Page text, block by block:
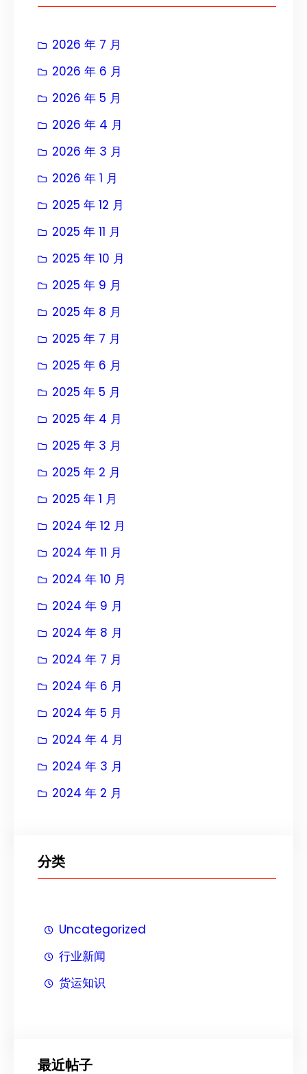
2026 年 7 月
2026 年 6 月
2026 年 5 月
2026 年 4 月
2026 年 3 月
2026 年 1 月
2025 年 12 月
2025 年 11 月
2025 年 10 月
2025 年 9 月
2025 年 8 月
2025 年 7 月
2025 年 6 月
2025 年 5 月
2025 年 4 月
2025 年 3 月
2025 年 2 月
2025 年 1 月
2024 年 12 月
2024 年 11 月
2024 年 10 月
2024 年 9 月
2024 年 8 月
2024 年 7 月
2024 年 6 月
2024 年 5 月
2024 年 4 月
2024 年 3 月
2024 年 2 月
分类
Uncategorized
行业新闻
货运知识
最近帖子